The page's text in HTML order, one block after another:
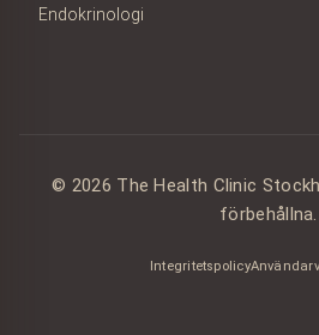
Endokrinologi
© 2026 The Health Clinic
förbehållna.
Integritetspolicy